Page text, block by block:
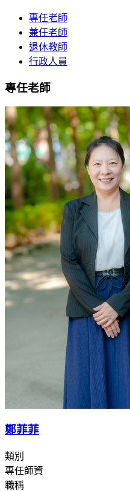
專任老師
兼任老師
退休教師
行政人員
專任老師
鄭菲菲
類別
專任師資
職稱